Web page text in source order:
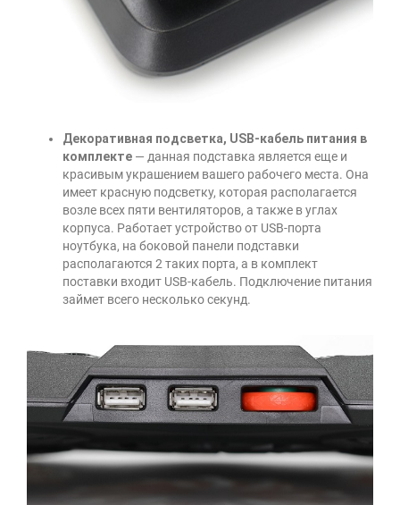
Декоративная подсветка, USB-кабель питания в
комплекте — данная подставка является еще и
красивым украшением вашего рабочего места. Она
имеет красную подсветку, которая располагается
возле всех пяти вентиляторов, а также в углах
корпуса. Работает устройство от USB-порта
ноутбука, на боковой панели подставки
располагаются 2 таких порта, а в комплект
поставки входит USB-кабель. Подключение питания
займет всего несколько секунд.